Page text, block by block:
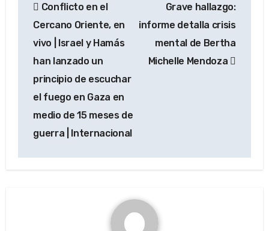
de
entradas
Conflicto en el
Cercano Oriente, en
vivo | Israel y Hamás
han lanzado un
principio de escuchar
el fuego en Gaza en
medio de 15 meses de
guerra | Internacional
Grave hallazgo:
informe detalla crisis
mental de Bertha
Michelle Mendoza